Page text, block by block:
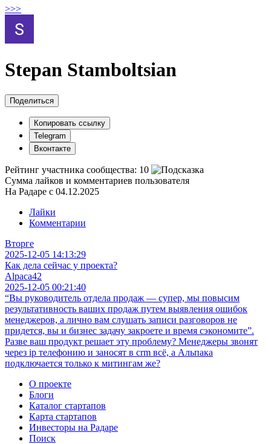
>>>
Stepan Stamboltsian
Поделиться
Копировать ссылку
Telegram
Вконтакте
Рейтинг участника сообщества: 10
Сумма лайков и комментариев пользователя
На Радаре с 04.12.2025
Лайки
Комментарии
Вторге
2025-12-05 14:13:29
Как дела сейчас у проекта?
Alpaca42
2025-12-05 00:21:40
“Вы руководитель отдела продаж — супер, мы повысим
результативность ваших продаж путем выявления ошибок
менеджеров, а лично вам слушать записи разговоров не
придется, вы и бизнес задачу закроете и время сэкономите”.
Разве ваш продукт решает эту проблему? Менеджеры звонят
через ip телефонию и заносят в crm всё, а Альпака
подключается только к митингам же?
О проекте
Блоги
Каталог стартапов
Карта стартапов
Инвесторы на Радаре
Поиск